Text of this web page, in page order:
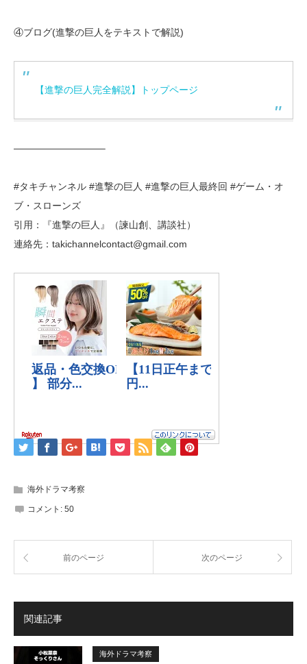
④ブログ(進撃の巨人をテキストで解説)
【進撃の巨人完全解説】トップページ
—————————–
#タキチャンネル #進撃の巨人 #進撃の巨人最終回 #ゲーム・オ
ブ・スローンズ
引用：『進撃の巨人』（諫山創、講談社）
連絡先：takichannelcontact@gmail.com
海外ドラマ考察
コメント: 50
前のページ 次のページ
関連記事
海外ドラマ考察